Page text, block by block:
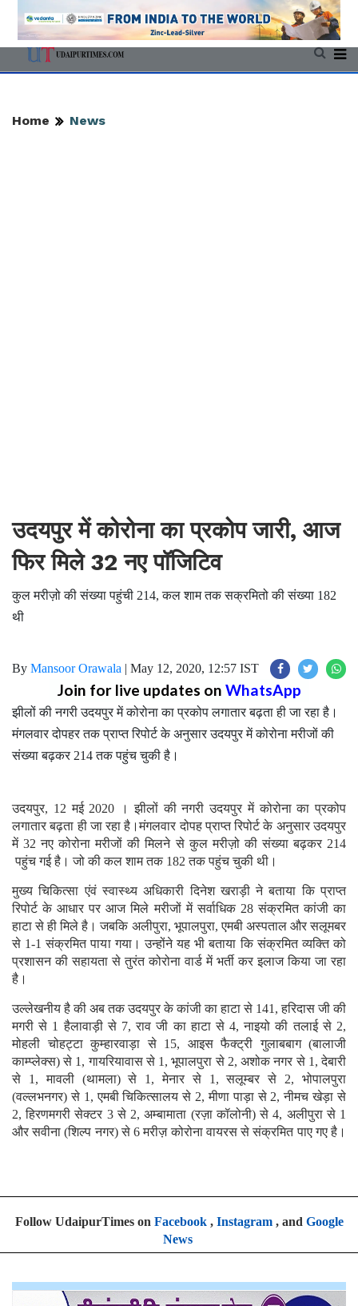
Home News
उदयपुर में कोरोना का प्रकोप जारी, आज
फिर मिले 32 नए पॉजिटिव
कुल मरीज़ो की संख्या पहुंची 214, कल शाम तक सक्रमितो की संख्या 182
थी
By Mansoor Orawala | May 12, 2020, 12:57 IST
Join for live updates onWhatsApp
झीलों की नगरी उदयपुर में कोरोना का प्रकोप लगातार बढ़ता ही जा रहा है।
मंगलवार दोपहर तक प्राप्त रिपोर्ट के अनुसार उदयपुर में कोरोना मरीजों की
संख्या बढ़कर 214 तक पहुंच चुकी है।
उदयपुर, 12 मई 2020 । झीलों की नगरी उदयपुर में कोरोना का प्रकोप
लगातार बढ़ता ही जा रहा है।मंगलवार दोपह प्राप्त रिपोर्ट के अनुसार उदयपुर
में 32 नए कोरोना मरीजों की मिलने से कुल मरीज़ो की संख्या बढ़कर 214
पहुंच गई है। जो की कल शाम तक 182 तक पहुंच चुकी थी।
मुख्य चिकित्सा एंवं स्वास्थ्य अधिकारी दिनेश खराड़ी ने बताया कि प्राप्त
रिपोर्ट के आधार पर आज मिले मरीजों में सर्वाधिक 28 संक्रमित कांजी का
हाटा से ही मिले है। जबकि अलीपुरा, भूपालपुरा, एमबी अस्पताल और सलूमबर
से 1-1 संक्रमित पाया गया। उन्होंने यह भी बताया कि संक्रमित व्यक्ति को
प्रशासन की सहायता से तुरंत कोरोना वार्ड में भर्ती कर इलाज किया जा रहा
है।
उल्लेखनीय है की अब तक उदयपुर के कांजी का हाटा से 141, हरिदास जी की
मगरी से 1 हैलावाड़ी से 7, राव जी का हाटा से 4, नाइयो की तलाई से 2,
मोहली चोहट्टा कुम्हारवाड़ा से 15, आइस फैक्ट्री गुलाबबाग (बालाजी
काम्प्लेक्स) से 1, गायरियावास से 1, भूपालपुरा से 2, अशोक नगर से 1, देबारी
से 1, मावली (थामला) से 1, मेनार से 1, सलूम्बर से 2, भोपालपुरा
(वल्लभनगर) से 1, एमबी चिकित्सालय से 2, मीणा पाड़ा से 2, नीमच खेड़ा से
2, हिरणमगरी सेक्टर 3 से 2, अम्बामाता (रज़ा कॉलोनी) से 4, अलीपुरा से 1
और सवीना (शिल्प नगर) से 6 मरीज़ कोरोना वायरस से संक्रमित पाए गए है।
Facebook
News